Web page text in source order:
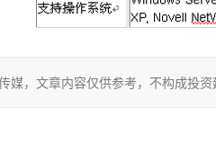
媒，文章内容仅供参考，不构成投资